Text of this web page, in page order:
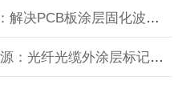
PCB板涂层固化波长匹配难题
缆外涂层标记与粘接的高效解决方